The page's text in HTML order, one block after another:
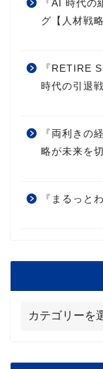
『AI 時代
グ【人材戦
『RETIRE
時代の引退戦
『両利きの
略が未来を
『まるっと